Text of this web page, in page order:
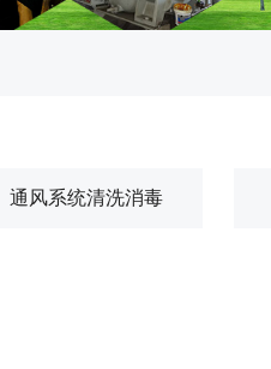
通风系统清洗消毒